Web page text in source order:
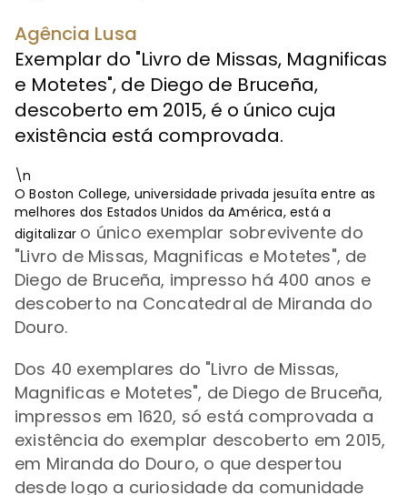
Agência Lusa
Exemplar do "Livro de Missas, Magnificas
e Motetes", de Diego de Bruceña,
descoberto em 2015, é o único cuja
existência está comprovada.
\n
O Boston College, universidade privada jesuíta entre as
melhores dos Estados Unidos da América, está a
digitalizar o único exemplar sobrevivente do
"Livro de Missas, Magnificas e Motetes", de
Diego de Bruceña, impresso há 400 anos e
descoberto na Concatedral de Miranda do
Douro.
Dos 40 exemplares do "Livro de Missas,
Magnificas e Motetes", de Diego de Bruceña,
impressos em 1620, só está comprovada a
existência do exemplar descoberto em 2015,
em Miranda do Douro, o que despertou
desde logo a curiosidade da comunidade